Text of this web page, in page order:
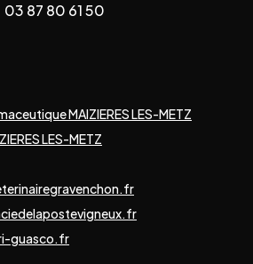
03 87 80 61 50
MAIZIERES LES-METZ
LES-METZ
guasco.fr